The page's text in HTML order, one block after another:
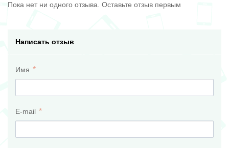
Пока нет ни одного отзыва. Оставьте отзыв первым
Написать отзыв
Имя
E-mail